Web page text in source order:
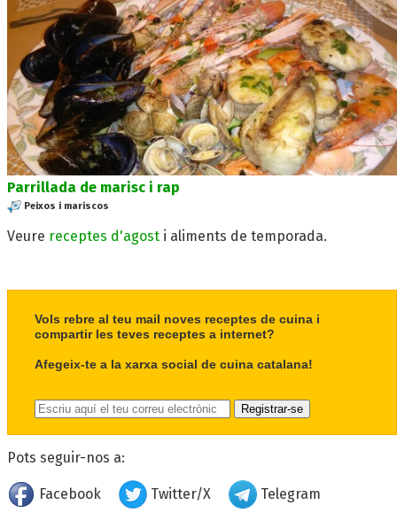
Parrillada de marisc i rap
Peixos i mariscos
Veure receptes d'agost i aliments de temporada.
Vols rebre al teu mail noves receptes de cuina i
compartir les teves receptes a internet?
Afegeix-te a la xarxa social de cuina catalana!
Pots seguir-nos a:
Facebook Twitter/X Telegram